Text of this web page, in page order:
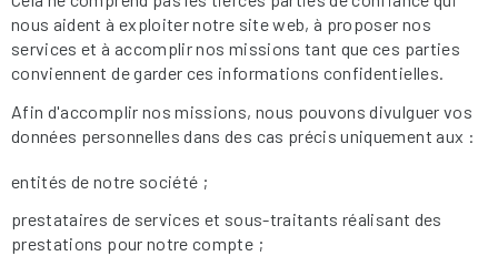
nous aident à exploiter notre site web, à proposer nos
services et à accomplir nos missions tant que ces parties
conviennent de garder ces informations confidentielles.
Afin d'accomplir nos missions, nous pouvons divulguer vos
données personnelles dans des cas précis uniquement aux :
entités de notre société ;
prestataires de services et sous-traitants réalisant des
prestations pour notre compte ;